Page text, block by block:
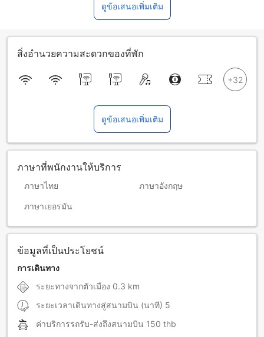
ดูข้อเสนอเพิ่มเติม
สิ่งอำนวยความสะดวกของที่พัก
ดูข้อเสนอเพิ่มเติม
ภาษาที่พนักงานให้บริการ
ภาษาไทย ภาษาอังกฤษ
ภาษาเยอรมัน
ข้อมูลที่เป็นประโยชน์
การเดินทาง
ระยะทางจากตัวเมือง 0.3 km
ระยะเวลาเดินทางสู่สนามบิน (นาที) 5
ค่าบริการรถรับ-ส่งถึงสนามบิน 150 thb